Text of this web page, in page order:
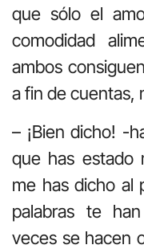
que sólo el
comodidad
ambos
a fin de cuentas,
– ¡Bien dicho! -
que has estado
me has dicho al
palabras te
veces se hacen